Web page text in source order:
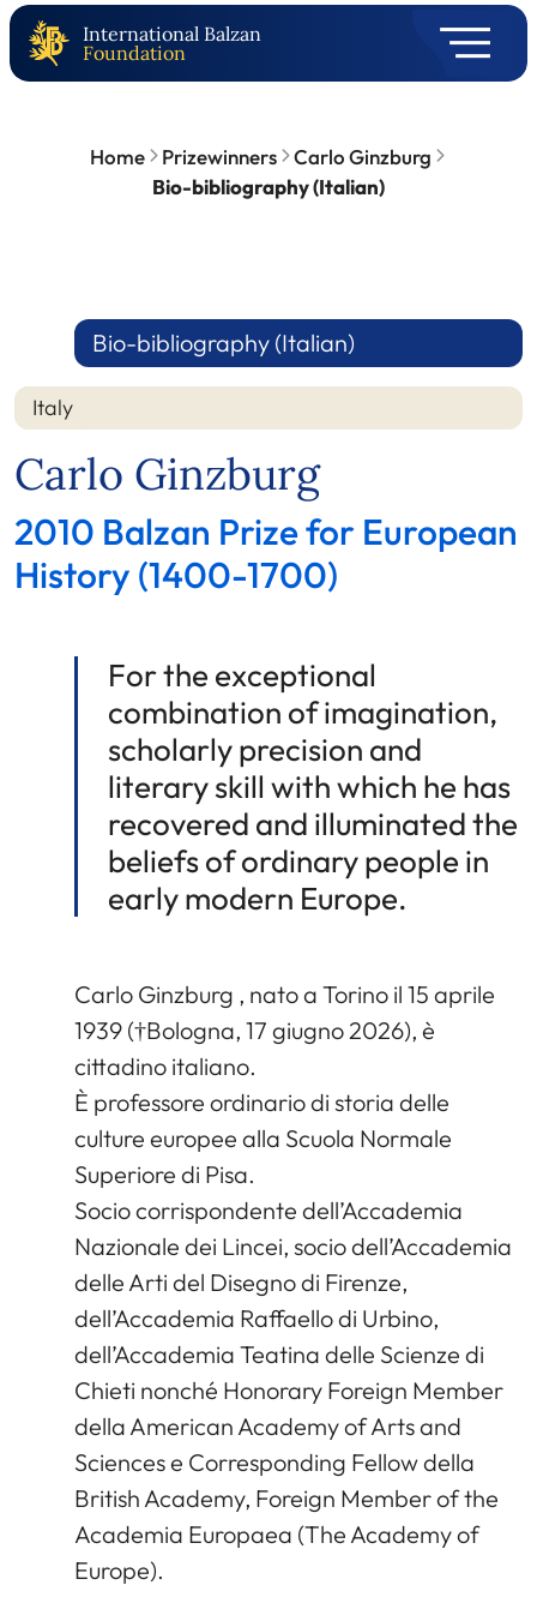
International Balzan
Foundation
Home Prizewinners
Carlo Ginzburg
Bio-bibliography (Italian)
Bio-bibliography (Italian)
Italy
Carlo Ginzburg
2010 Balzan Prize for European
History (1400-1700)
For the exceptional
combination of imagination,
scholarly precision and
literary skill with which he has
recovered and illuminated the
beliefs of ordinary people in
early modern Europe.
Carlo Ginzburg , nato a Torino il 15 aprile
1939 (†Bologna, 17 giugno 2026), è
cittadino italiano.
È professore ordinario di storia delle
culture europee alla Scuola Normale
Superiore di Pisa.
Socio corrispondente dell’Accademia
Nazionale dei Lincei, socio dell’Accademia
delle Arti del Disegno di Firenze,
dell’Accademia Raffaello di Urbino,
dell’Accademia Teatina delle Scienze di
Chieti nonché Honorary Foreign Member
della American Academy of Arts and
Sciences e Corresponding Fellow della
British Academy, Foreign Member of the
Academia Europaea (The Academy of
Europe).